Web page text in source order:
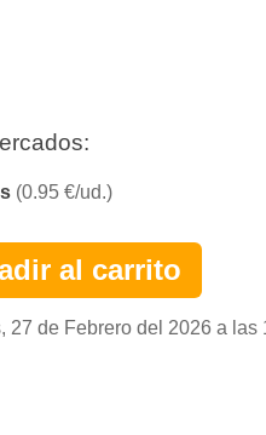
(0.95 €/ud.)
al carrito
27 de Febrero del 2026 a las